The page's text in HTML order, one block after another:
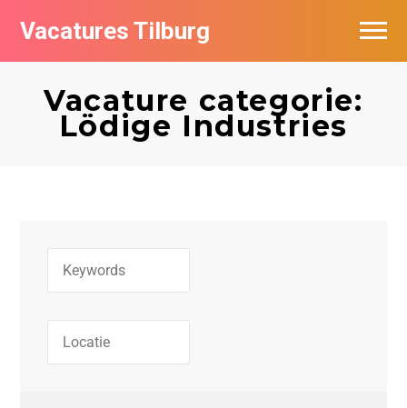
Vacatures Tilburg
Vacature categorie:
Lödige Industries
Vacatures per bedrijf
De populairste vacatures in Tilburg